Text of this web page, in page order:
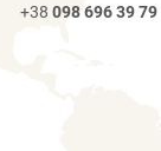
+38 098 696 39 79